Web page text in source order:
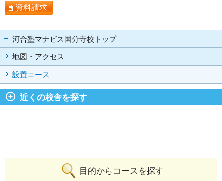
資料請求
河合塾マナビス国分寺校トップ
地図・アクセス
設置コース
近くの校舎を探す
目的からコースを探す